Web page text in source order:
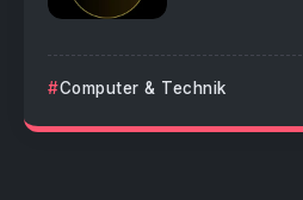
Computer & Technik